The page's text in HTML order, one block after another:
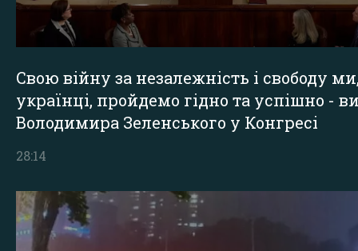
Свою війну за незалежність і свободу
українці, пройдемо гідно та успішно -
Володимира Зеленського у Конгресі
28:14